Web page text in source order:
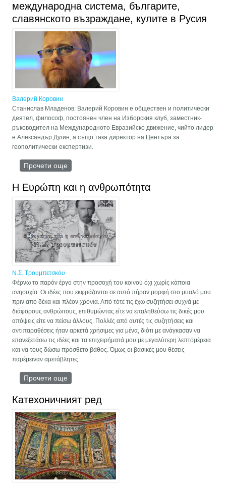
международна система, българите,
славянското възраждане, кулите в Русия
Валерий Коровин
Станислав Младенов: Валерий Коровин е обществен и политически
деятел, философ, постоянен член на Изборския клуб, заместник-
ръководител на Международното Евразийско движение, чийто лидер
е Александър Дугин, а също така директор на Центъра за
геополитически експертизи.
Прочети още
система, българите, славянското възраждане,
кулите в Русия
Η Ευρώπη και η ανθρωπότητα
Ν.Σ. Τρουμπετσκόυ
Φέρνω το παρόν έργο στην προσοχή του κοινού όχι χωρίς κάποια
ανησυχία. Οι ιδέες που εκφράζονται σε αυτό πήραν μορφή στο μυαλό μου
πριν από δέκα και πλέον χρόνια. Από τότε τις έχω συζητήσει συχνά με
διάφορους ανθρώπους, επιθυμώντας είτε να επαληθεύσω τις δικές μου
απόψεις είτε να πείσω άλλους. Πολλές από αυτές τις συζητήσεις και
αντιπαραθέσεις ήταν αρκετά χρήσιμες για μένα, διότι με ανάγκασαν να
επανεξετάσω τις ιδέες και τα επιχειρήματά μου με μεγαλύτερη λεπτομέρεια
και να τους δώσω πρόσθετο βάθος. Όμως οι βασικές μου θέσεις
παρέμειναν αμετάβλητες.
Прочети още
Катехоничният ред